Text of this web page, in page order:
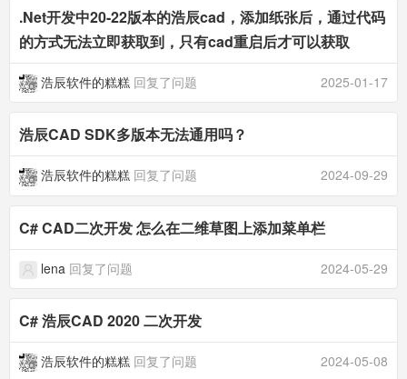
.Net开发中20-22版本的浩辰cad，添加纸张后，通过代码
的方式无法立即获取到，只有cad重启后才可以获取
浩辰软件的糕糕 回复了问题 2025-01-17
浩辰CAD SDK多版本无法通用吗？
浩辰软件的糕糕 回复了问题 2024-09-29
C# CAD二次开发 怎么在二维草图上添加菜单栏
lena 回复了问题 2024-05-29
C# 浩辰CAD 2020 二次开发
浩辰软件的糕糕 回复了问题 2024-05-08